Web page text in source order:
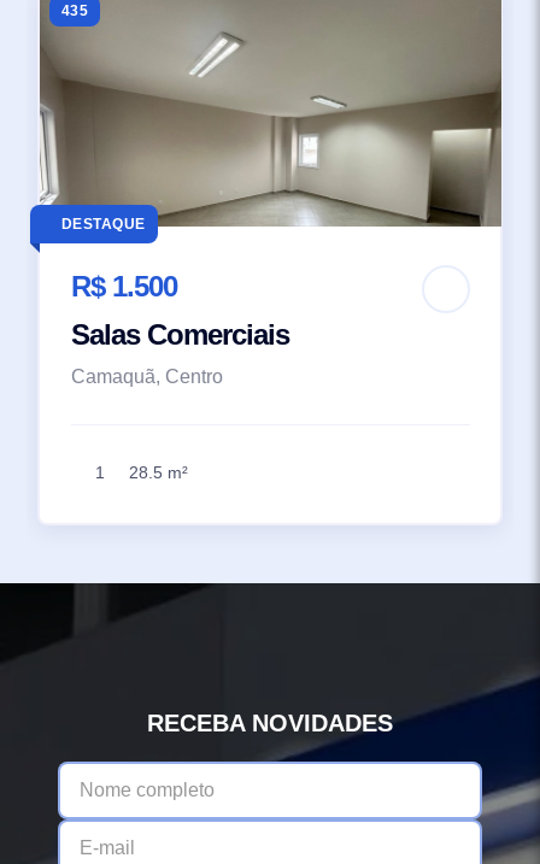
435
DESTAQUE
R$ 1.500
Salas Comerciais
Camaquã, Centro
1 28.5 m²
RECEBA NOVIDADES